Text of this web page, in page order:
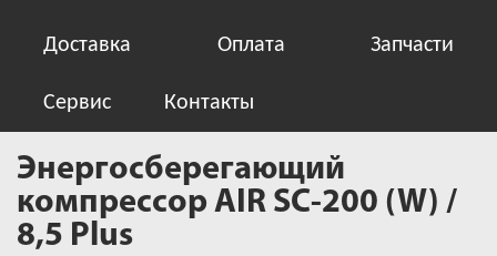
Доставка Оплата Запчасти
Сервис Контакты
Энергосберегающий
компрессор AIR SC-200 (W) /
8,5 Plus